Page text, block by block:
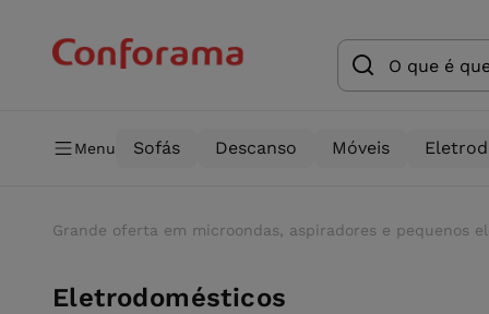
Menu Sofás Descanso Móveis
Grande oferta em microondas, aspiradores e pequenos
Eletrodomésticos